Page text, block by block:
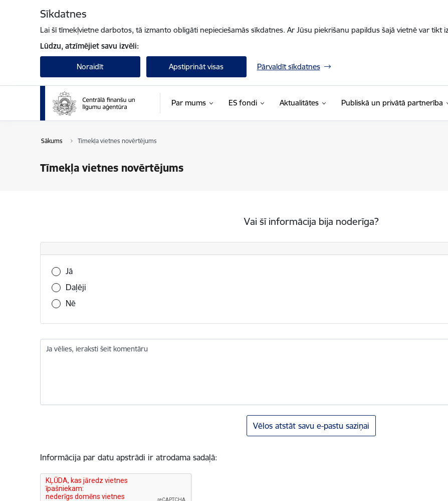
Sīkdatnes
Lai šī tīmekļvietne darbotos, tā izmanto obligāti nepieciešamās sīkdatnes. Ar Jūsu piekrišanu papildus šajā vietnē var tikt
Lūdzu, atzīmējiet savu izvēli:
Noraidīt Apstiprināt visas Pārvaldīt sīkdatnes
Par mums ES fondi Aktualitātes Publiskā un privātā partnerība
Sākums Tīmekļa vietnes novērtējums
Tīmekļa vietnes novērtējums
Vai šī informācija bija noderīga?
Vai šī informācija bija noderīga?
Jā
Daļēji
Nē
Ja vēlies, ieraksti šeit komentāru
Vēlos atstāt savu e-pastu saziņai
Informācija par datu apstrādi ir atrodama sadaļā: